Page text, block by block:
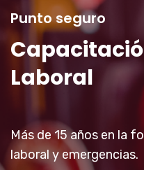
Punto seguro
Laboral
Más de 15 años en la
laboral y emergencias.